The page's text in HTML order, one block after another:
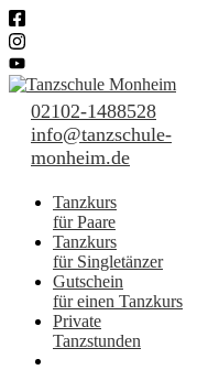
02102-1488528
info@tanzschule-
monheim.de
Tanzkurs
für Paare
Tanzkurs
für Singletänzer
Gutschein
für einen Tanzkurs
Private
Tanzstunden